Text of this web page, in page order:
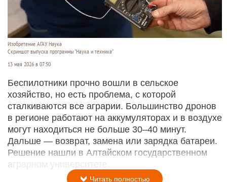
Изобретение АГАУ. Наука
Скриншот выпуска программы "Наука и техника"
13 мая 2026 в 07:50
Беспилотники прочно вошли в сельское
хозяйство, но есть проблема, с которой
сталкиваются все аграрии. Большинство дронов
в регионе работают на аккумуляторах и в воздухе
могут находиться не больше 30–40 минут.
Дальше — возврат, замена или зарядка батареи.
Решение нашли в Алтайском государственном
аграрном университете.
Читать полностью